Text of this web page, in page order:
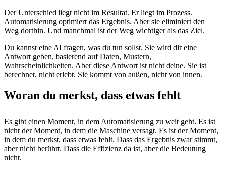
Der Unterschied liegt nicht im Resultat. Er liegt im Prozess.
Automatisierung optimiert das Ergebnis. Aber sie eliminiert den
Weg dorthin. Und manchmal ist der Weg wichtiger als das Ziel.
Du kannst eine AI fragen, was du tun sollst. Sie wird dir eine
Antwort geben, basierend auf Daten, Mustern,
Wahrscheinlichkeiten. Aber diese Antwort ist nicht deine. Sie ist
berechnet, nicht erlebt. Sie kommt von außen, nicht von innen.
Woran du merkst, dass etwas fehlt
Es gibt einen Moment, in dem Automatisierung zu weit geht. Es ist
nicht der Moment, in dem die Maschine versagt. Es ist der Moment,
in dem du merkst, dass etwas fehlt. Dass das Ergebnis zwar stimmt,
aber nicht berührt. Dass die Effizienz da ist, aber die Bedeutung
nicht.